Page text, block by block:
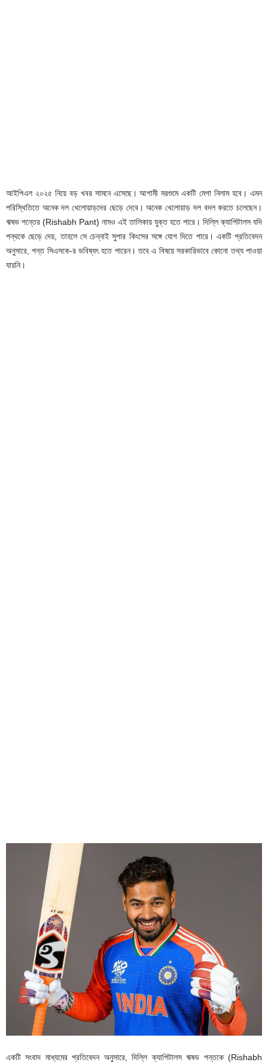
আইপিএল ২০২৫ নিয়ে বড় খবর সামনে এসেছে। আগামী মরশুমে একটি মেগা নিলাম হবে। এমন
পরিস্থিতিতে অনেক দল খেলোয়াড়দের ছেড়ে দেবে। অনেক খেলোয়াড় দল বদল করতে চলেছেন।
ঋষভ পন্তের (Rishabh Pant) নামও এই তালিকায় যুক্ত হতে পারে। দিল্লি ক্যাপিটালস যদি
পন্থকে ছেড়ে দেয়, তাহলে সে চেন্নাই সুপার কিংসের সঙ্গে যোগ দিতে পারে। একটি প্রতিবেদন
অনুসারে, পন্ত সিএসকে-র ভবিষ্যৎ হতে পারেন। তবে এ বিষয়ে সরকারিভাবে কোনো তথ্য পাওয়া
যায়নি।
একটি সংবাদ মাধ্যমের প্রতিবেদন অনুসারে, দিল্লি ক্যাপিটালস ঋষভ পন্তকে (Rishabh